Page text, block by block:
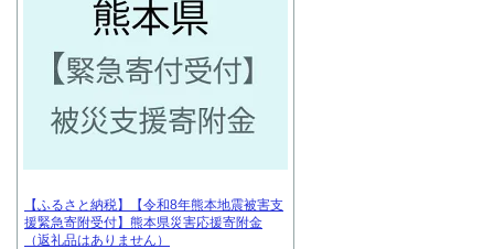
【ふるさと納税】【令和8年熊本地震被害支
援緊急寄附受付】熊本県災害応援寄附金
（返礼品はありません）